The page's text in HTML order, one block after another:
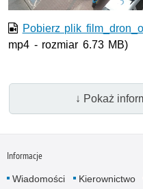
Pobierz plik
mp4 - rozmiar 6.73 MB)
↓ Pokaż
Informacje
Wiadomości Kierownictwo